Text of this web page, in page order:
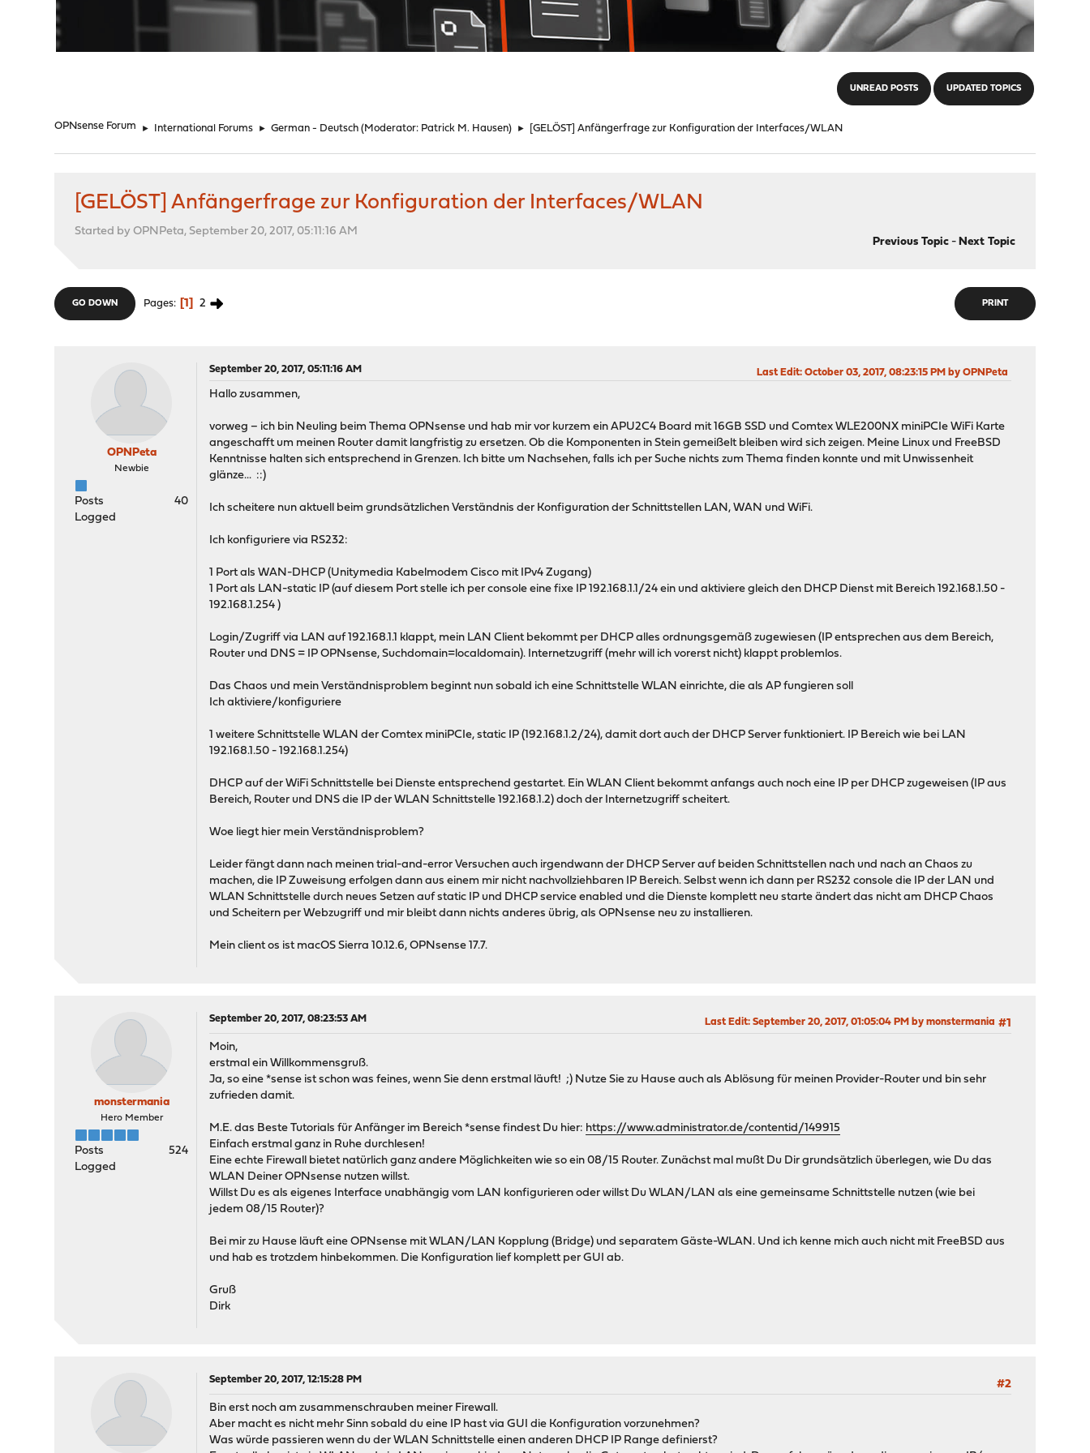
UNREAD POSTS UPDATED TOPICS
OPNsense Forum ► International Forums ► German - Deutsch (Moderator: Patrick M. Hausen) ► [GELÖST] Anfängerfrage zur Konfiguration der Interfaces/WLAN
[GELÖST] Anfängerfrage zur Konfiguration der Interfaces/WLAN
Started by OPNPeta, September 20, 2017, 05:11:16 AM
Previous Topic- Next Topic
PRINT
GO DOWN Pages 1 2
OPNPeta
Newbie
Posts
40
Logged
September 20, 2017, 05:11:16 AM Last Edit: October 03, 2017, 08:23:15 PM by OPNPeta
Hallo zusammen,
vorweg – ich bin Neuling beim Thema OPNsense und hab mir vor kurzem ein APU2C4 Board mit 16GB SSD und Comtex WLE200NX miniPCIe WiFi Karte
angeschafft um meinen Router damit langfristig zu ersetzen. Ob die Komponenten in Stein gemeißelt bleiben wird sich zeigen. Meine Linux und FreeBSD
Kenntnisse halten sich entsprechend in Grenzen. Ich bitte um Nachsehen, falls ich per Suche nichts zum Thema finden konnte und mit Unwissenheit
glänze... ::)
Ich scheitere nun aktuell beim grundsätzlichen Verständnis der Konfiguration der Schnittstellen LAN, WAN und WiFi.
Ich konfiguriere via RS232:
1 Port als WAN-DHCP (Unitymedia Kabelmodem Cisco mit IPv4 Zugang)
1 Port als LAN-static IP (auf diesem Port stelle ich per console eine fixe IP 192.168.1.1/24 ein und aktiviere gleich den DHCP Dienst mit Bereich 192.168.1.50 -
192.168.1.254 )
Login/Zugriff via LAN auf 192.168.1.1 klappt, mein LAN Client bekommt per DHCP alles ordnungsgemäß zugewiesen (IP entsprechen aus dem Bereich,
Router und DNS = IP OPNsense, Suchdomain=localdomain). Internetzugriff (mehr will ich vorerst nicht) klappt problemlos.
Das Chaos und mein Verständnisproblem beginnt nun sobald ich eine Schnittstelle WLAN einrichte, die als AP fungieren soll
Ich aktiviere/konfiguriere
1 weitere Schnittstelle WLAN der Comtex miniPCIe, static IP (192.168.1.2/24), damit dort auch der DHCP Server funktioniert. IP Bereich wie bei LAN
192.168.1.50 - 192.168.1.254)
DHCP auf der WiFi Schnittstelle bei Dienste entsprechend gestartet. Ein WLAN Client bekommt anfangs auch noch eine IP per DHCP zugeweisen (IP aus
Bereich, Router und DNS die IP der WLAN Schnittstelle 192.168.1.2) doch der Internetzugriff scheitert.
Woe liegt hier mein Verständnisproblem?
Leider fängt dann nach meinen trial-and-error Versuchen auch irgendwann der DHCP Server auf beiden Schnittstellen nach und nach an Chaos zu
machen, die IP Zuweisung erfolgen dann aus einem mir nicht nachvollziehbaren IP Bereich. Selbst wenn ich dann per RS232 console die IP der LAN und
WLAN Schnittstelle durch neues Setzen auf static IP und DHCP service enabled und die Dienste komplett neu starte ändert das nicht am DHCP Chaos
und Scheitern per Webzugriff und mir bleibt dann nichts anderes übrig, als OPNsense neu zu installieren.
Mein client os ist macOS Sierra 10.12.6, OPNsense 17.7.
monstermania
Hero Member
Posts
524
Logged
September 20, 2017, 08:23:53 AM #1
Last Edit: September 20, 2017, 01:05:04 PM by monstermania
Moin,
erstmal ein Willkommensgruß.
Ja, so eine *sense ist schon was feines, wenn Sie denn erstmal läuft! ;) Nutze Sie zu Hause auch als Ablösung für meinen Provider-Router und bin sehr
zufrieden damit.
M.E. das Beste Tutorials für Anfänger im Bereich *sense findest Du hier: https://www.administrator.de/contentid/149915
Einfach erstmal ganz in Ruhe durchlesen!
Eine echte Firewall bietet natürlich ganz andere Möglichkeiten wie so ein 08/15 Router. Zunächst mal mußt Du Dir grundsätzlich überlegen, wie Du das
WLAN Deiner OPNsense nutzen willst.
Willst Du es als eigenes Interface unabhängig vom LAN konfigurieren oder willst Du WLAN/LAN als eine gemeinsame Schnittstelle nutzen (wie bei
jedem 08/15 Router)?
Bei mir zu Hause läuft eine OPNsense mit WLAN/LAN Kopplung (Bridge) und separatem Gäste-WLAN. Und ich kenne mich auch nicht mit FreeBSD aus
und hab es trotzdem hinbekommen. Die Konfiguration lief komplett per GUI ab.
Gruß
Dirk
September 20, 2017, 12:15:28 PM
#2
Bin erst noch am zusammenschrauben meiner Firewall.
Aber macht es nicht mehr Sinn sobald du eine IP hast via GUI die Konfiguration vorzunehmen?
Was würde passieren wenn du der WLAN Schnittstelle einen anderen DHCP IP Range definierst?